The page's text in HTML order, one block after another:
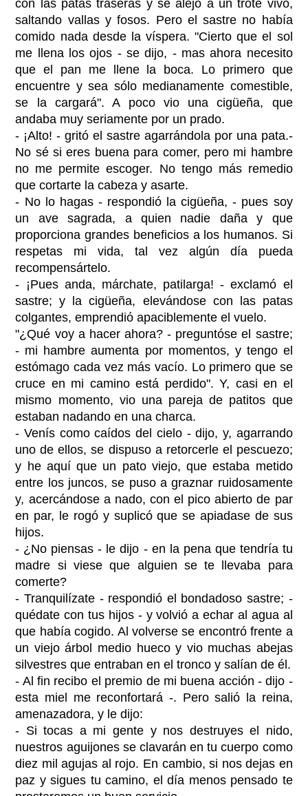
con las patas traseras y se alejó a un trote vivo,
saltando vallas y fosos. Pero el sastre no había
comido nada desde la víspera. "Cierto que el sol
me llena los ojos - se dijo, - mas ahora necesito
que el pan me llene la boca. Lo primero que
encuentre y sea sólo medianamente comestible,
se la cargará". A poco vio una cigüeña, que
andaba muy seriamente por un prado.
- ¡Alto! - gritó el sastre agarrándola por una pata.-
No sé si eres buena para comer, pero mi hambre
no me permite escoger. No tengo más remedio
que cortarte la cabeza y asarte.
- No lo hagas - respondió la cigüeña, - pues soy
un ave sagrada, a quien nadie daña y que
proporciona grandes beneficios a los humanos. Si
respetas mi vida, tal vez algún día pueda
recompensártelo.
- ¡Pues anda, márchate, patilarga! - exclamó el
sastre; y la cigüeña, elevándose con las patas
colgantes, emprendió apaciblemente el vuelo.
"¿Qué voy a hacer ahora? - preguntóse el sastre;
- mi hambre aumenta por momentos, y tengo el
estómago cada vez más vacío. Lo primero que se
cruce en mi camino está perdido". Y, casi en el
mismo momento, vio una pareja de patitos que
estaban nadando en una charca.
- Venís como caídos del cielo - dijo, y, agarrando
uno de ellos, se dispuso a retorcerle el pescuezo;
y he aquí que un pato viejo, que estaba metido
entre los juncos, se puso a graznar ruidosamente
y, acercándose a nado, con el pico abierto de par
en par, le rogó y suplicó que se apiadase de sus
hijos.
- ¿No piensas - le dijo - en la pena que tendría tu
madre si viese que alguien se te llevaba para
comerte?
- Tranquilízate - respondió el bondadoso sastre; -
quédate con tus hijos - y volvió a echar al agua al
que había cogido. Al volverse se encontró frente a
un viejo árbol medio hueco y vio muchas abejas
silvestres que entraban en el tronco y salían de él.
- Al fin recibo el premio de mi buena acción - dijo -
esta miel me reconfortará -. Pero salió la reina,
amenazadora, y le dijo:
- Si tocas a mi gente y nos destruyes el nido,
nuestros aguijones se clavarán en tu cuerpo como
diez mil agujas al rojo. En cambio, si nos dejas en
paz y sigues tu camino, el día menos pensado te